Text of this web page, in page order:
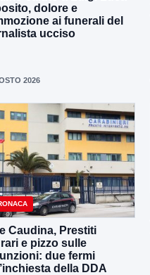
dolore e
ai funerali del
ucciso
2026
Caudina, Prestiti
e pizzo sulle
due fermi
della DDA